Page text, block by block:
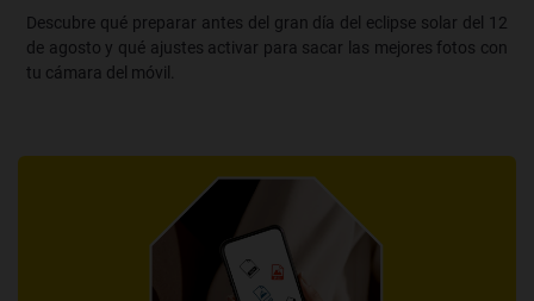
Descubre qué preparar antes del gran día del eclipse solar del 12
de agosto y qué ajustes activar para sacar las mejores fotos con
tu cámara del móvil.